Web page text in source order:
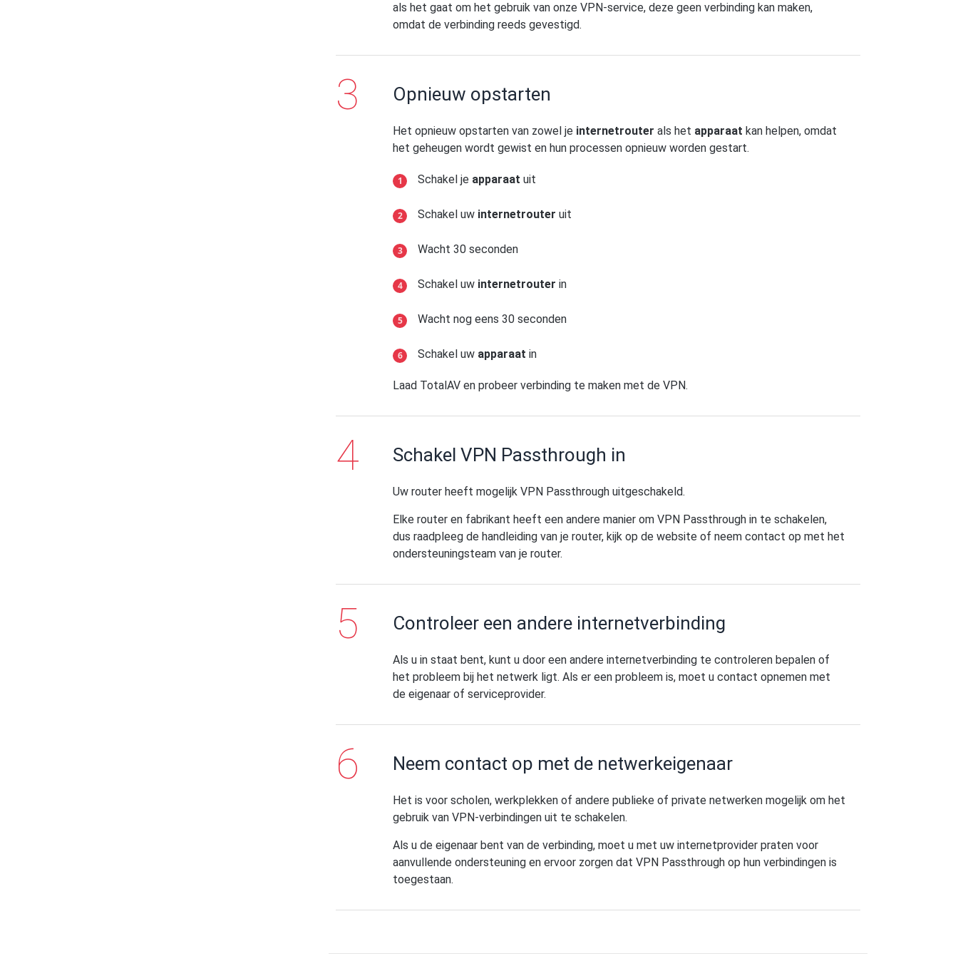
als het gaat om het gebruik van onze VPN-service, deze geen verbinding kan maken,
omdat de verbinding reeds gevestigd.
Opnieuw opstarten
Het opnieuw opstarten van zowel je internetrouter als het apparaat kan helpen, omdat
het geheugen wordt gewist en hun processen opnieuw worden gestart.
Schakel je apparaat uit
Schakel uw internetrouter uit
Wacht 30 seconden
Schakel uw internetrouter in
Wacht nog eens 30 seconden
Schakel uw apparaat in
Laad TotalAV en probeer verbinding te maken met de VPN.
Schakel VPN Passthrough in
Uw router heeft mogelijk VPN Passthrough uitgeschakeld.
Elke router en fabrikant heeft een andere manier om VPN Passthrough in te schakelen,
dus raadpleeg de handleiding van je router, kijk op de website of neem contact op met het
ondersteuningsteam van je router.
Controleer een andere internetverbinding
Als u in staat bent, kunt u door een andere internetverbinding te controleren bepalen of
het probleem bij het netwerk ligt. Als er een probleem is, moet u contact opnemen met
de eigenaar of serviceprovider.
Neem contact op met de netwerkeigenaar
Het is voor scholen, werkplekken of andere publieke of private netwerken mogelijk om het
gebruik van VPN-verbindingen uit te schakelen.
Als u de eigenaar bent van de verbinding, moet u met uw internetprovider praten voor
aanvullende ondersteuning en ervoor zorgen dat VPN Passthrough op hun verbindingen is
toegestaan.